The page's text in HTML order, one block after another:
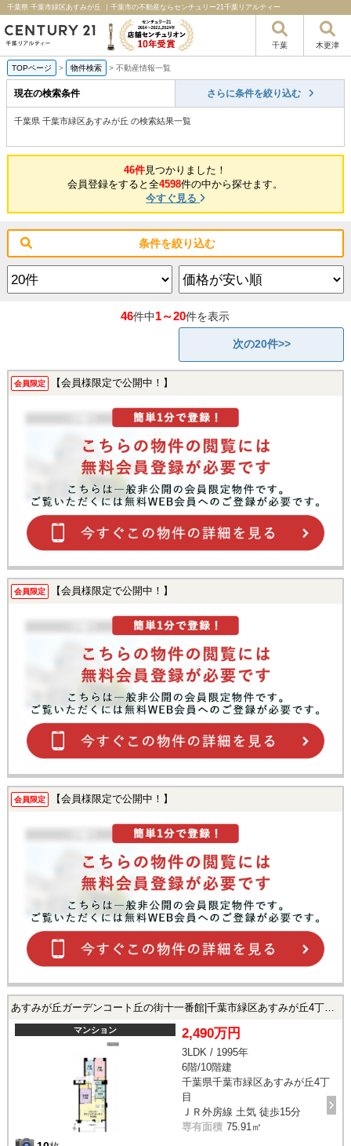
千葉県 千葉市緑区あすみが丘 ｜千葉市の不動産ならセンチュリー21千葉リアルティー
千葉 木更津
TOPページ > 物件検索 > 不動産情報一覧
現在の検索条件 さらに条件を絞り込む
千葉県 千葉市緑区あすみが丘 の検索結果一覧
46件見つかりました！
会員登録をすると全4598件の中から探せます。
今すぐ見る
条件を絞り込む
46件中1～20件を表示
次の20件>>
会員限定 【会員様限定で公開中！】
会員限定 【会員様限定で公開中！】
会員限定 【会員様限定で公開中！】
あすみが丘ガーデンコート丘の街十一番館|千葉市緑区あすみが丘4丁目の中古マンション
マンション 2,490万円
3LDK / 1995年
6階/10階建
千葉県千葉市緑区あすみが丘4丁
目
ＪＲ外房線 土気 徒歩15分
専有面積 75.91㎡